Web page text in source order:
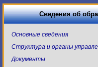
Сведения об
Основные сведения
Структура и органы
Документы